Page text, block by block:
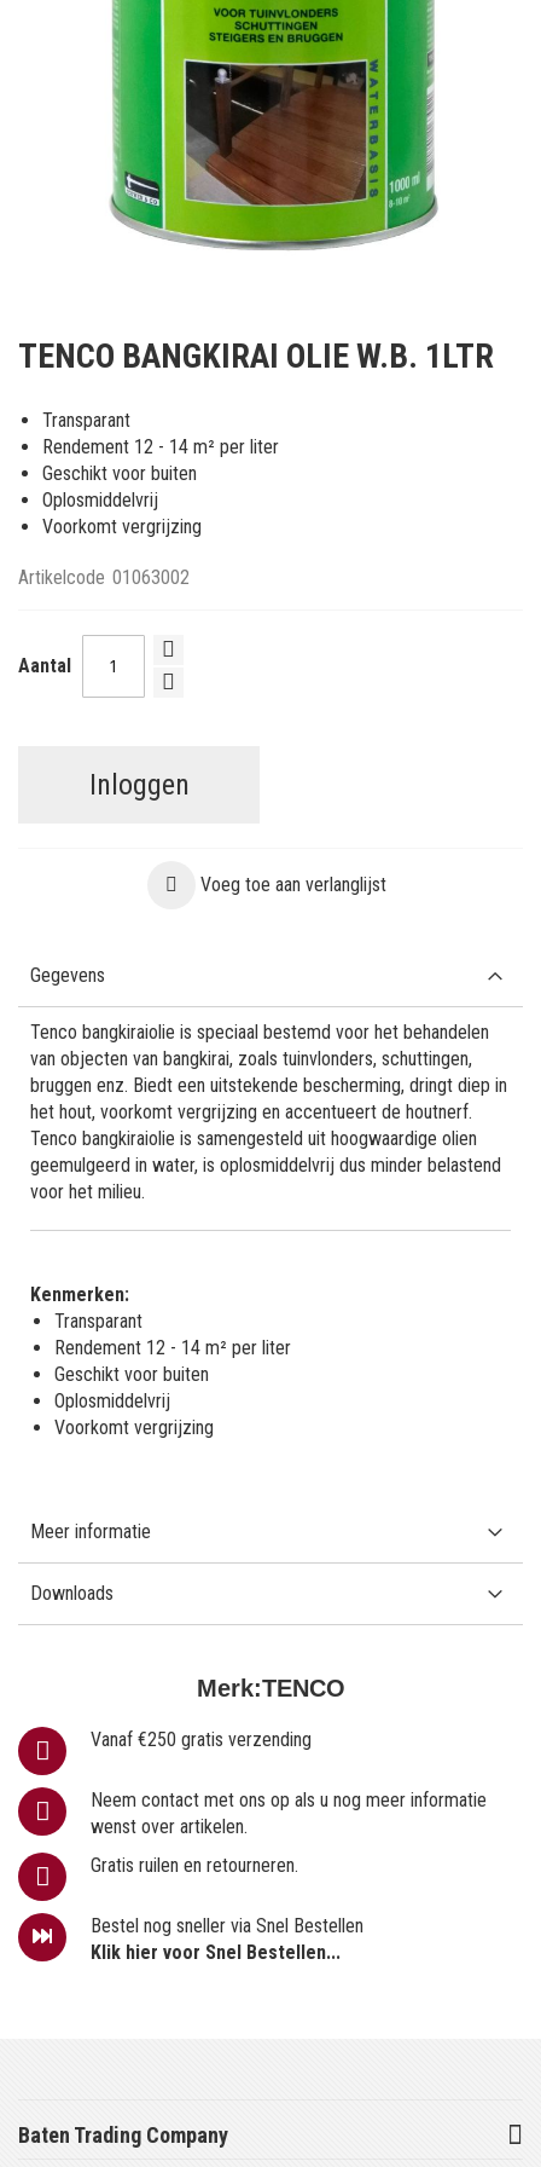
van
de
afbeeldingen-
gallerij
TENCO BANGKIRAI OLIE W.B. 1LTR
Transparant
Rendement 12 - 14 m² per liter
Geschikt voor buiten
Oplosmiddelvrij
Voorkomt vergrijzing
Artikelcode 01063002
Aantal
Inloggen
Voeg toe aan verlanglijst
Merk:TENCO
Vanaf €250 gratis verzending
Neem contact met ons op als u nog meer informatie
wenst over artikelen.
Gratis ruilen en retourneren.
Bestel nog sneller via Snel Bestellen
Klik hier voor Snel Bestellen...
Gegevens
Tenco bangkiraiolie is speciaal bestemd voor het behandelen
van objecten van bangkirai, zoals tuinvlonders, schuttingen,
bruggen enz. Biedt een uitstekende bescherming, dringt diep in
het hout, voorkomt vergrijzing en accentueert de houtnerf.
Tenco bangkiraiolie is samengesteld uit hoogwaardige olien
geemulgeerd in water, is oplosmiddelvrij dus minder belastend
voor het milieu.
Kenmerken:
Transparant
Rendement 12 - 14 m² per liter
Geschikt voor buiten
Oplosmiddelvrij
Voorkomt vergrijzing
Meer informatie
Downloads
Baten Trading Company